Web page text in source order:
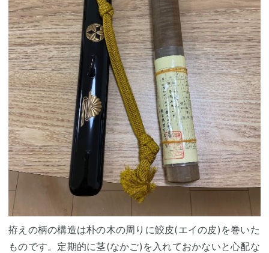
拵えの柄の構造は朴の木の周りに鮫皮(エイの皮)を巻いた
ものです。定期的に茎(なかご)を入れておかないと心配な